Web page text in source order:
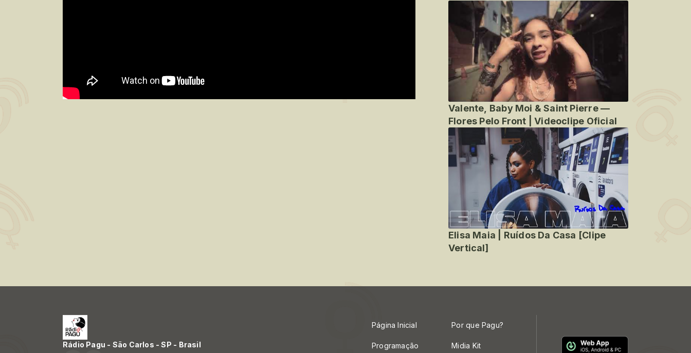
Valente, Baby Moi & Saint Pierre —
Flores Pelo Front | Videoclipe Oficial
Elisa Maia | Ruídos Da Casa [Clipe
Vertical]
Rádio Pagu - São Carlos - SP - Brasil
Página Inicial
Programação
Por que Pagu?
Midia Kit